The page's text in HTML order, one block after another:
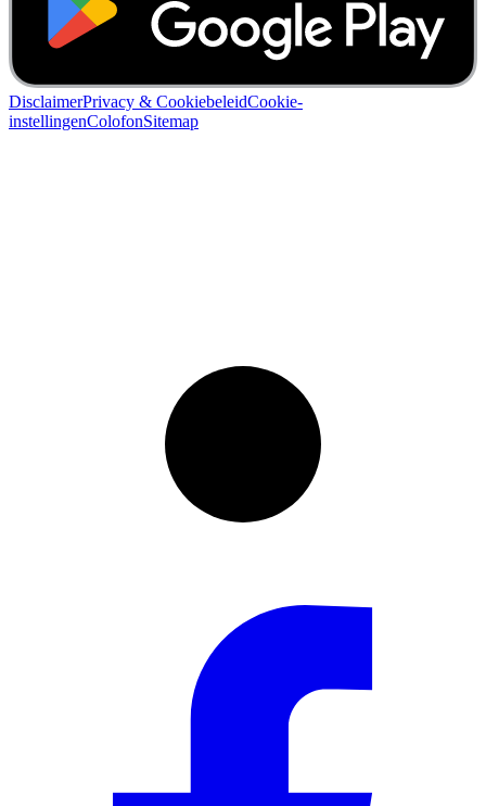
DisclaimerPrivacy & CookiebeleidCookie-
instellingenColofonSitemap